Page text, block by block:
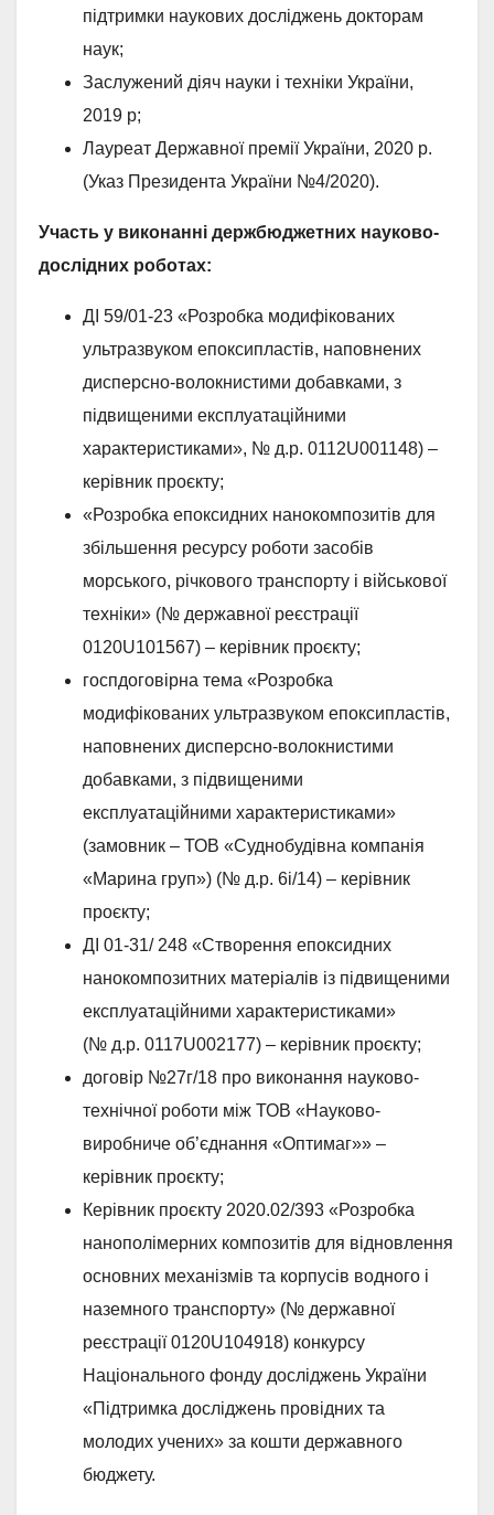
підтримки наукових досліджень докторам
наук;
Заслужений діяч науки і техніки України,
2019 р;
Лауреат Державної премії України, 2020 р.
(Указ Президента України №4/2020).
Участь у виконанні держбюджетних науково-
дослідних роботах:
ДІ 59/01-23 «Розробка модифікованих
ультразвуком епоксипластів, наповнених
дисперсно-волокнистими добавками, з
підвищеними експлуатаційними
характеристиками», № д.р. 0112U001148) –
керівник проєкту;
«Розробка епоксидних нанокомпозитів для
збільшення ресурсу роботи засобів
морського, річкового транспорту і військової
техніки» (№ державної реєстрації
0120U101567) – керівник проєкту;
госпдоговірна тема «Розробка
модифікованих ультразвуком епоксипластів,
наповнених дисперсно-волокнистими
добавками, з підвищеними
експлуатаційними характеристиками»
(замовник – ТОВ «Суднобудівна компанія
«Марина груп») (№ д.р. 6і/14) – керівник
проєкту;
ДІ 01-31/ 248 «Створення епоксидних
нанокомпозитних матеріалів із підвищеними
експлуатаційними характеристиками»
(№ д.р. 0117U002177) – керівник проєкту;
договір №27г/18 про виконання науково-
технічної роботи між ТОВ «Науково-
виробниче об’єднання «Оптимаг»» –
керівник проєкту;
Керівник проєкту 2020.02/393 «Розробка
нанополімерних композитів для відновлення
основних механізмів та корпусів водного і
наземного транспорту» (№ державної
реєстрації 0120U104918) конкурсу
Національного фонду досліджень України
«Підтримка досліджень провідних та
молодих учених» за кошти державного
бюджету.